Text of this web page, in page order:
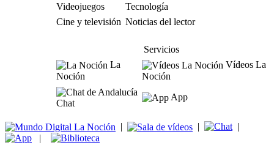
Videojuegos
Tecnología
Cine y televisión Noticias del lector
Servicios
La
Noción
Vídeos La
Noción
Chat
App
| |
|
|